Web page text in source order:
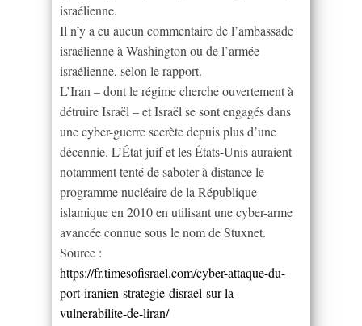
israélienne.
Il n’y a eu aucun commentaire de l’ambassade
israélienne à Washington ou de l’armée
israélienne, selon le rapport.
L’Iran – dont le régime cherche ouvertement à
détruire Israël – et Israël se sont engagés dans
une cyber-guerre secrète depuis plus d’une
décennie. L’État juif et les États-Unis auraient
notamment tenté de saboter à distance le
programme nucléaire de la République
islamique en 2010 en utilisant une cyber-arme
avancée connue sous le nom de Stuxnet.
Source :
https://fr.timesofisrael.com/cyber-attaque-du-
port-iranien-strategie-disrael-sur-la-
vulnerabilite-de-liran/